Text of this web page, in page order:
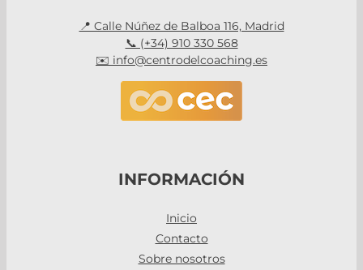
📍 Calle Núñez de Balboa 116, Madrid
📞 (+34) 910 330 568
✉️ info@centrodelcoaching.es
INFORMACIÓN
Inicio
Contacto
Sobre nosotros